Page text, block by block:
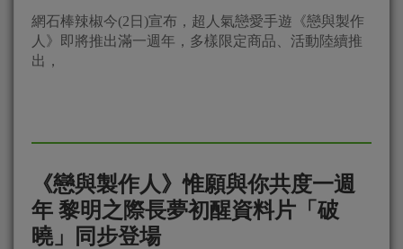
網石棒辣椒今(2日)宣布，超人氣戀愛手遊《戀與製作
人》即將推出滿一週年，多樣限定商品、活動陸續推
出，
《戀與製作人》惟願與你共度一週
年 黎明之際長夢初醒資料片「破
曉」同步登場